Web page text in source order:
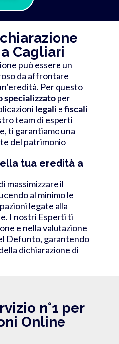
Cagliari
può essere un
da affrontare
Per questo
specializzatoper
legali efiscali
team di esperti
ti garantiamo una
del patrimonio
tua eredità a
massimizzare il
al minimo le
legate alla
I nostri Esperti ti
e nella valutazione
Defunto, garantendo
dichiarazione di
n°1 per
Online